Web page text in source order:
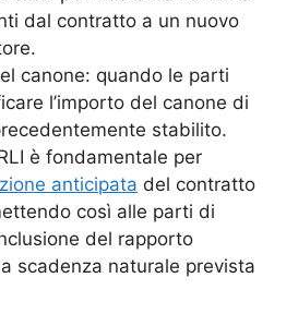
dal contratto a un nuovo
canone: quando le parti
l’importo del canone di
stabilito.
è fondamentale per
anticipata del contratto
così alle parti di
del rapporto
scadenza naturale prevista